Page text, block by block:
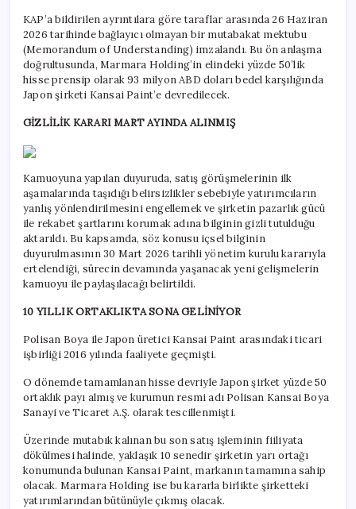
KAP’a bildirilen ayrıntılara göre taraflar arasında 26 Haziran
2026 tarihinde bağlayıcı olmayan bir mutabakat mektubu
(Memorandum of Understanding) imzalandı. Bu ön anlaşma
doğrultusunda, Marmara Holding’in elindeki yüzde 50’lik
hisse prensip olarak 93 milyon ABD doları bedel karşılığında
Japon şirketi Kansai Paint’e devredilecek.
GİZLİLİK KARARI MART AYINDA ALINMIŞ
Kamuoyuna yapılan duyuruda, satış görüşmelerinin ilk
aşamalarında taşıdığı belirsizlikler sebebiyle yatırımcıların
yanlış yönlendirilmesini engellemek ve şirketin pazarlık gücü
ile rekabet şartlarını korumak adına bilginin gizli tutulduğu
aktarıldı. Bu kapsamda, söz konusu içsel bilginin
duyurulmasının 30 Mart 2026 tarihli yönetim kurulu kararıyla
ertelendiği, sürecin devamında yaşanacak yeni gelişmelerin
kamuoyu ile paylaşılacağı belirtildi.
10 YILLIK ORTAKLIKTA SONA GELİNİYOR
Polisan Boya ile Japon üretici Kansai Paint arasındaki ticari
işbirliği 2016 yılında faaliyete geçmişti.
O dönemde tamamlanan hisse devriyle Japon şirket yüzde 50
ortaklık payı almış ve kurumun resmi adı Polisan Kansai Boya
Sanayi ve Ticaret A.Ş. olarak tescillenmişti.
Üzerinde mutabık kalınan bu son satış işleminin fiiliyata
dökülmesi halinde, yaklaşık 10 senedir şirketin yarı ortağı
konumunda bulunan Kansai Paint, markanın tamamına sahip
olacak. Marmara Holding ise bu kararla birlikte şirketteki
yatırımlarından bütünüyle çıkmış olacak.